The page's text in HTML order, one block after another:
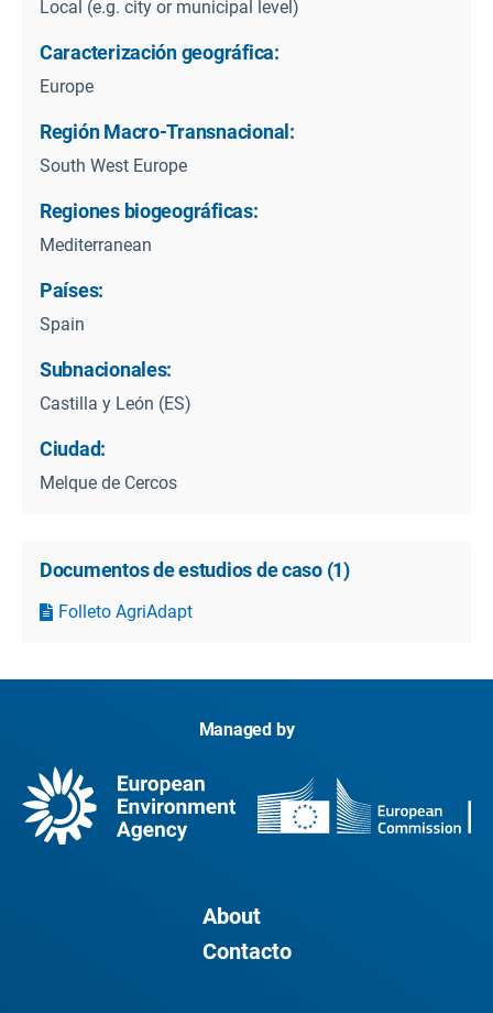
Local (e.g. city or municipal level)
Caracterización geográfica:
Europe
Región Macro-Transnacional:
South West Europe
Regiones biogeográficas:
Mediterranean
Países:
Spain
Subnacionales:
Castilla y León (ES)
Ciudad:
Melque de Cercos
Documentos de estudios de caso (1)
Folleto AgriAdapt
Managed by
About
Contacto